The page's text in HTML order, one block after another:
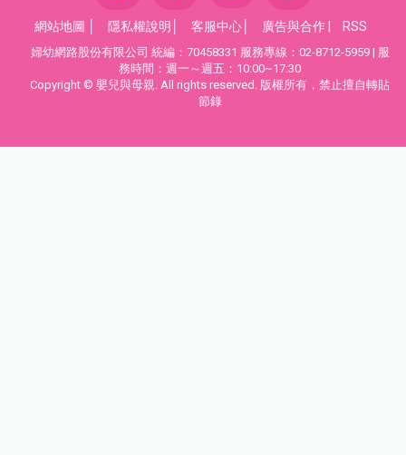
網站地圖 隱私權說明 客服中心 廣告與合作 RSS
婦幼網路股份有限公司 統編：70458331 服務專線：02-8712-5959 | 服
務時間：週一～週五：10:00~17:30
Copyright © 嬰兒與母親. All rights reserved. 版權所有，禁止擅自轉貼
節錄